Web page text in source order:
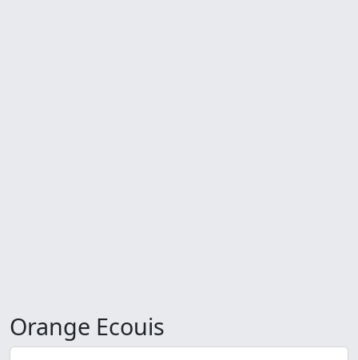
Orange Ecouis